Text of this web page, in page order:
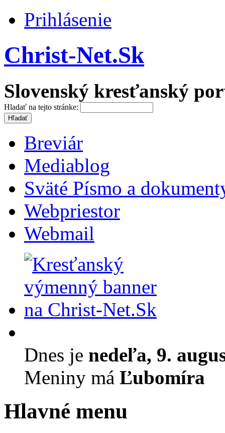
Prihlásenie
Christ-Net.Sk
Slovenský kresťanský
Hladať na tejto stránke:
Breviár
Mediablog
Sväté Písmo a
Webpriestor
Webmail
Dnes je nedeľa, 9.
Meniny má Ľubomíra
Hlavné menu